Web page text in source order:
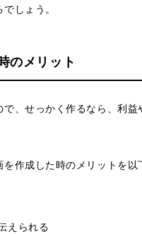
しょう。
のメリット
、せっかく作るなら、利
作成した時のメリットを
えられる